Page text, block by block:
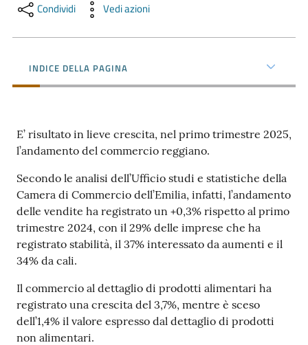
Tutelare
l'Impresa
Consumatore
L'impresa
in
digitale
Prenotazioni
Pagamenti
on line
Condividi Vedi azioni
INDICE DELLA PAGINA
E’ risultato in lieve crescita, nel primo trimestre 2025,
l’andamento del commercio reggiano.
Secondo le analisi dell’Ufficio studi e statistiche della
Camera di Commercio dell’Emilia, infatti, l’andamento
delle vendite ha registrato un +0,3% rispetto al primo
trimestre 2024, con il 29% delle imprese che ha
registrato stabilità, il 37% interessato da aumenti e il
34% da cali.
Il commercio al dettaglio di prodotti alimentari ha
registrato una crescita del 3,7%, mentre è sceso
dell’1,4% il valore espresso dal dettaglio di prodotti
non alimentari.